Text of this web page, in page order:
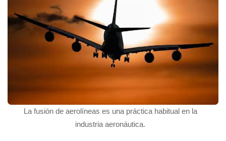
La fusión de aerolíneas es una práctica habitual en la
industria aeronáutica.